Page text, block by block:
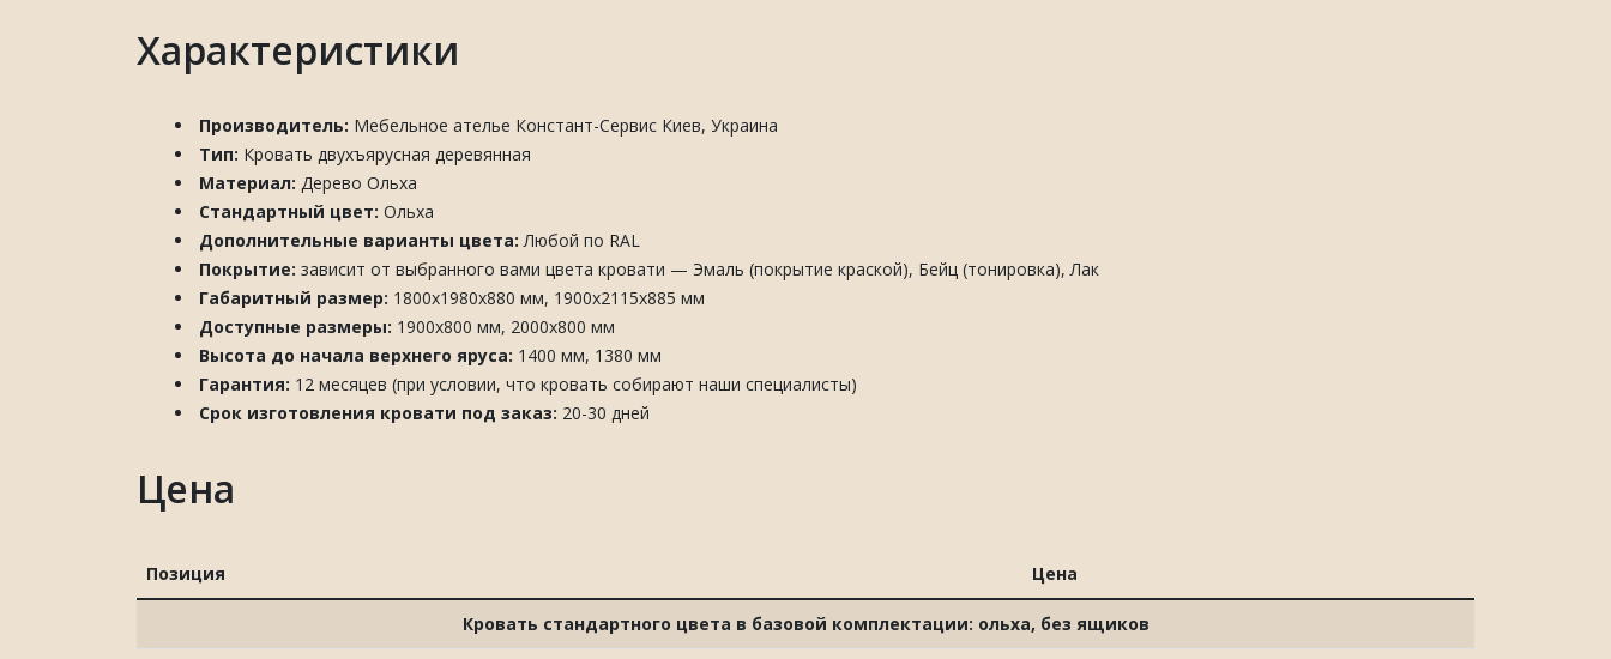
Характеристики
Производитель: Мебельное ателье Констант-Сервис Киев, Украина
Тип: Кровать двухъярусная деревянная
Материал: Дерево Ольха
Стандартный цвет: Ольха
Дополнительные варианты цвета: Любой по RAL
Покрытие: зависит от выбранного вами цвета кровати — Эмаль (покрытие краской), Бейц (тонировка), Лак
Габаритный размер: 1800x1980x880 мм, 1900x2115x885 мм
Доступные размеры: 1900х800 мм, 2000х800 мм
Высота до начала верхнего яруса: 1400 мм, 1380 мм
Гарантия: 12 месяцев (при условии, что кровать собирают наши специалисты)
Срок изготовления кровати под заказ: 20-30 дней
Цена
Позиция Цена
Кровать стандартного цвета в базовой комплектации: ольха, без ящиков